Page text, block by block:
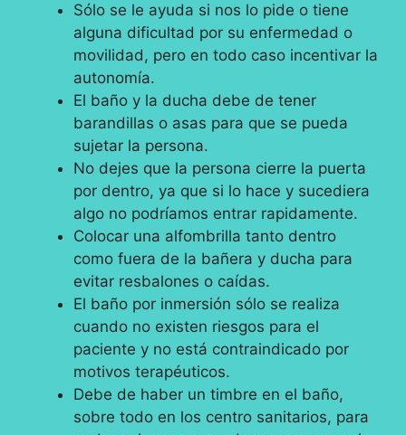
Sólo se le ayuda si nos lo pide o tiene
alguna dificultad por su enfermedad o
movilidad, pero en todo caso incentivar la
autonomía.
El baño y la ducha debe de tener
barandillas o asas para que se pueda
sujetar la persona.
No dejes que la persona cierre la puerta
por dentro, ya que si lo hace y sucediera
algo no podríamos entrar rapidamente.
Colocar una alfombrilla tanto dentro
como fuera de la bañera y ducha para
evitar resbalones o caídas.
El baño por inmersión sólo se realiza
cuando no existen riesgos para el
paciente y no está contraindicado por
motivos terapéuticos.
Debe de haber un timbre en el baño,
sobre todo en los centro sanitarios, para